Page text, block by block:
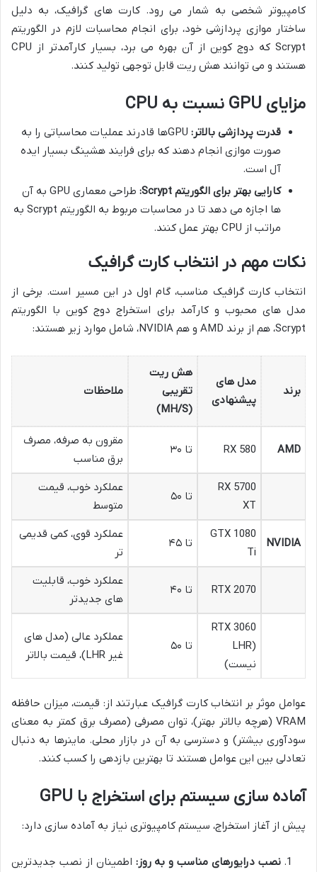
کامپیوتر شخصی به شمار می رود. کارت های گرافیک، به دلیل
ساختار موازی پردازشی خود، برای انجام محاسبات لازم در الگوریتم
Scrypt که دوج کوین از آن بهره می برد، بسیار کارآمدتر از CPU
هستند و می توانند هش ریت قابل توجهی تولید کنند.
مزایای GPU نسبت به CPU
قدرت پردازشی بالاتر:
GPUها قادرند عملیات محاسباتی را به
صورت موازی انجام دهند که برای فرایند هشینگ بسیار ایده
آل است.
کارایی بهتر برای الگوریتم Scrypt:
طراحی معماری GPU به آن
ها اجازه می دهد تا در محاسبات مربوط به الگوریتم Scrypt به
مراتب از CPU بهتر عمل کنند.
نکات مهم در انتخاب کارت گرافیک
انتخاب کارت گرافیک مناسب، گام اول در این مسیر است. برخی از
مدل های محبوب و کارآمد برای استخراج دوج کوین با الگوریتم
Scrypt، هم از برند AMD و هم NVIDIA، شامل موارد زیر هستند:
برند
مدل های
پیشنهادی
هش ریت
تقریبی
(MH/S)
ملاحظات
AMD
RX 580 تا ۳۰
مقرون به صرفه، مصرف
برق مناسب
RX 5700
XT
تا ۵۰
عملکرد خوب، قیمت
متوسط
NVIDIA
GTX 1080
Ti
تا ۴۵
عملکرد قوی، کمی قدیمی
تر
RTX 2070 تا ۴۰
عملکرد خوب، قابلیت
های جدیدتر
RTX 3060
(LHR
نیست)
تا ۵۰
عملکرد عالی (مدل های
غیر LHR)، قیمت بالاتر
عوامل موثر بر انتخاب کارت گرافیک عبارتند از: قیمت، میزان حافظه
VRAM (هرچه بالاتر بهتر)، توان مصرفی (مصرف برق کمتر به معنای
سودآوری بیشتر) و دسترسی به آن در بازار محلی. ماینرها به دنبال
تعادلی بین این عوامل هستند تا بهترین بازدهی را کسب کنند.
آماده سازی سیستم برای استخراج با GPU
پیش از آغاز استخراج، سیستم کامپیوتری نیاز به آماده سازی دارد:
نصب درایورهای مناسب و به روز: اطمینان از نصب جدیدترین